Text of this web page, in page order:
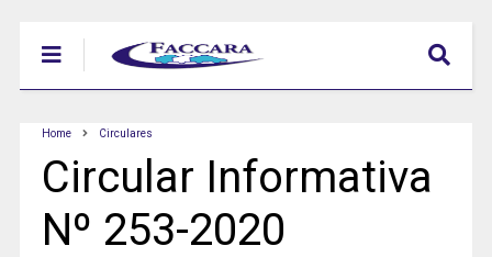
Home Circulares
Circular Informativa
Nº 253-2020